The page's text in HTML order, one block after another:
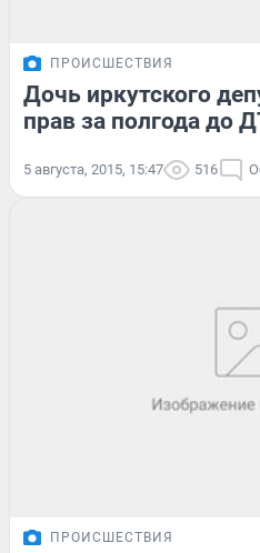
ПРОИСШЕСТВИЯ
Дочь иркутского
прав за полгода до
5 августа, 2015, 15:47 516
ПРОИСШЕСТВИЯ